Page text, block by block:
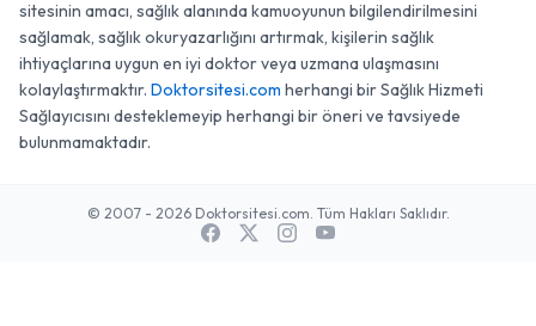
sitesinin amacı, sağlık alanında kamuoyunun bilgilendirilmesini
sağlamak, sağlık okuryazarlığını artırmak, kişilerin sağlık
ihtiyaçlarına uygun en iyi doktor veya uzmana ulaşmasını
kolaylaştırmaktır. Doktorsitesi.com herhangi bir Sağlık Hizmeti
Sağlayıcısını desteklemeyip herhangi bir öneri ve tavsiyede
bulunmamaktadır.
© 2007 - 2026 Doktorsitesi.com. Tüm Hakları Saklıdır.